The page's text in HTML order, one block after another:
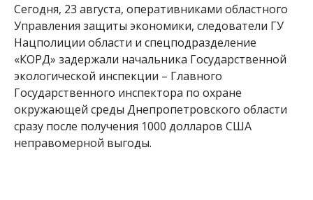
Сегодня, 23 августа, оперативниками областного
Управления защиты экономики, следователи ГУ
Нацполиции области и спецподразделение
«КОРД» задержали начальника Государственной
экологической инспекции – Главного
Государственного инспектора по охране
окружающей среды Днепропетровского области
сразу после получения 1000 долларов США
неправомерной выгоды.